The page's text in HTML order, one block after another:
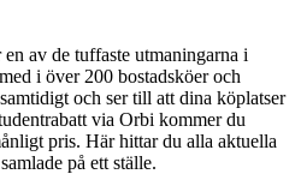
av de tuffaste utmaningarna i
i över 200 bostadsköer och
och ser till att dina köplatser
via Orbi kommer du
pris. Här hittar du alla aktuella
på ett ställe.